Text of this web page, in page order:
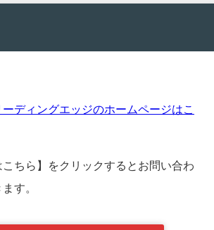
ディングエッジのホームページはこ
こちら】をクリックするとお問い合わ
す。